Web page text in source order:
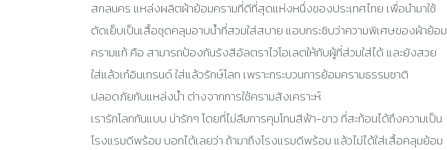
สกลนคร แหล่งผลิตผ้าย้อมครามที่ดีที่สุดแห่งหนึ่งของประเทศไทย เพื่อนำมาใช้
ตัดเย็บเป็นเสื้อชุดคลุมอาบน้ำที่สวมใส่สบาย แอบกระซิบว่าความพิเศษของผ้าย้อม
ครามแท้ คือ สามารถป้องกันรังสีอัลตราไวโอเลตให้กับผู้ที่ส่วมใส่ได้ และยังสวย
ใส่แล้วเก๋อินเทรนด์ ใส่แล้วรักษ์โลก เพราะกระบวนการย้อมครามธรรมชาติ
ปลอดภัยกับแหล่งน้ำ ต่างจากการใช้ครามสังเคราะห์
เรารักโลกกันแบบ น่ารักๆ โดยที่ไม่ลืมการคุมโทนสีฟ้า-ขาว ที่สะท้อนได้ถึงความเป็น
โรงแรมดีพร้อม บอกได้เลยว่า ถ้ามาถึงโรงแรมดีพร้อม แล้วไม่ได้ใส่เสื้อคลุมย้อม